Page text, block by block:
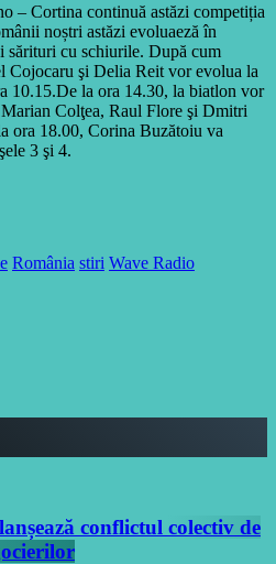
– Cortina continuă astăzi competiția
noștri astăzi evoluaeză în
sărituri cu schiurile. După cum
Cojocaru şi Delia Reit vor evolua la
10.15.De la ora 14.30, la biatlon vor
Colţea, Raul Flore şi Dmitri
ora 18.00, Corina Buzătoiu va
3 şi 4.
România stiri Wave Radio
conflictul colectiv de